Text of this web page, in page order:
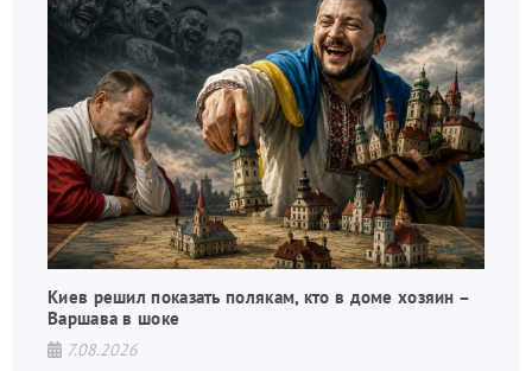
Киев решил показать полякам, кто в доме хозяин –
Варшава в шоке
7.08.2026